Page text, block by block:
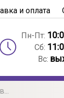
и оплата
Пн-Пт:
Сб:
Вс: